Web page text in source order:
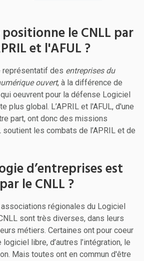
le CNLL par
et l'AFUL ?
représentatif des entreprises du
ouvert, à la différence de
qui oeuvrent pour la défense Logiciel
plus global. L’APRIL et l'AFUL, d'une
part, ont donc des missions
les combats de l’APRIL et de
d’entreprises est
le CNLL ?
régionales du Logiciel
sont très diverses, dans leurs
métiers. Certaines ont pour coeur
libre, d’autres l’intégration, le
Mais toutes ont en commun d'être